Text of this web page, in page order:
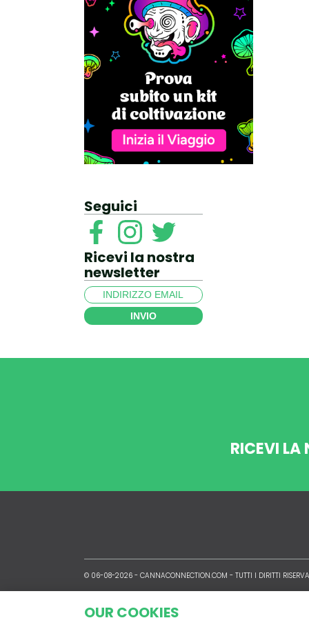
Seguici
Ricevi la nostra
newsletter
INVIO
RICEVI LA
© 06-08-2026 - CANNACONNECTION.COM - TUTTI I DIRITTI
OUR COOKIES